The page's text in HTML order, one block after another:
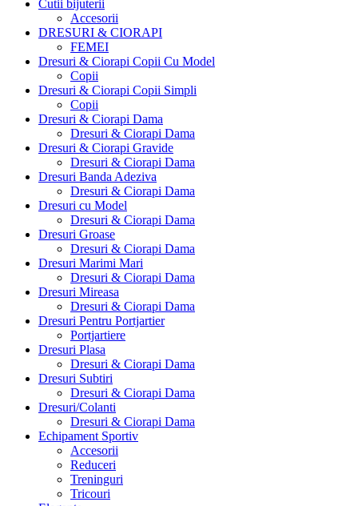
Cutii bijuterii
Accesorii
DRESURI & CIORAPI
FEMEI
Dresuri & Ciorapi Copii Cu Model
Copii
Dresuri & Ciorapi Copii Simpli
Copii
Dresuri & Ciorapi Dama
Dresuri & Ciorapi Dama
Dresuri & Ciorapi Gravide
Dresuri & Ciorapi Dama
Dresuri Banda Adeziva
Dresuri & Ciorapi Dama
Dresuri cu Model
Dresuri & Ciorapi Dama
Dresuri Groase
Dresuri & Ciorapi Dama
Dresuri Marimi Mari
Dresuri & Ciorapi Dama
Dresuri Mireasa
Dresuri & Ciorapi Dama
Dresuri Pentru Portjartier
Portjartiere
Dresuri Plasa
Dresuri & Ciorapi Dama
Dresuri Subtiri
Dresuri & Ciorapi Dama
Dresuri/Colanti
Dresuri & Ciorapi Dama
Echipament Sportiv
Accesorii
Reduceri
Treninguri
Tricouri